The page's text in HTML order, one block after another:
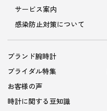
会社概要
サービス案内
ブランド腕時計
ブライダル特集
お客様の声